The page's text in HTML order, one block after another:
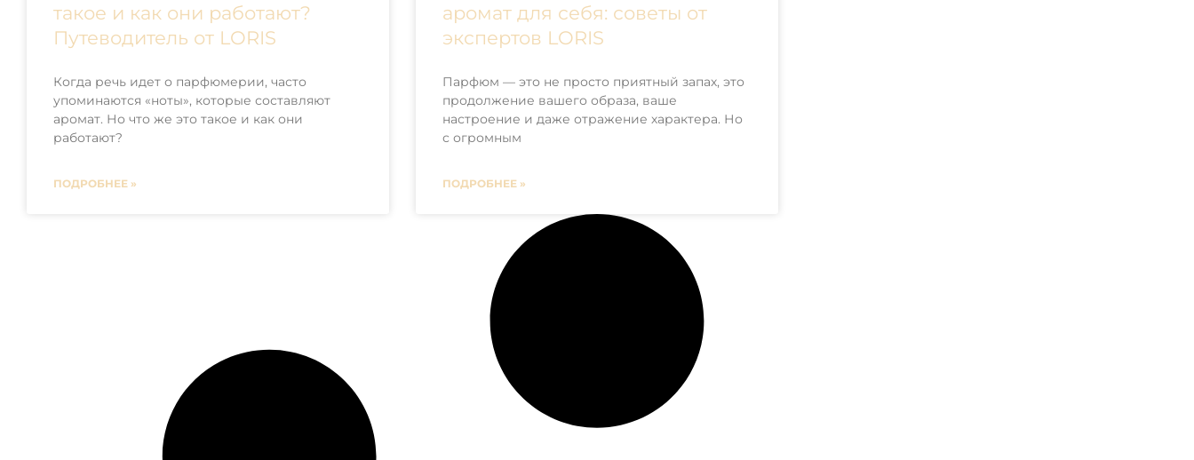
такое и как они работают?
Путеводитель от LORIS
Когда речь идет о парфюмерии, часто
упоминаются «ноты», которые составляют
аромат. Но что же это такое и как они
работают?
ПОДРОБНЕЕ »
аромат для себя: советы от
экспертов LORIS
Парфюм — это не просто приятный запах, это
продолжение вашего образа, ваше
настроение и даже отражение характера. Но
с огромным
ПОДРОБНЕЕ »